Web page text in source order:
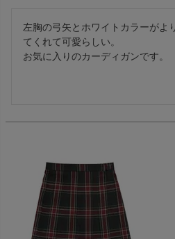
左胸の弓矢とホワイトカラーがよ
てくれて可愛らしい。
お気に入りのカーディガンです。